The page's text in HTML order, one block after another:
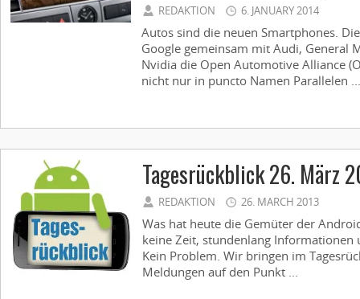
REDAKTION 6. JANUARY 2014
Autos sind die neuen Smartphones.
Google gemeinsam mit Audi, General
Nvidia die Open Automotive Alliance
nicht nur in puncto Namen Parallelen ...
Tagesrückblick 26. März
REDAKTION 26. MARCH 2013
Was hat heute die Gemüter der
keine Zeit, stundenlang Informationen
Kein Problem. Wir bringen im
Meldungen auf den Punkt ...